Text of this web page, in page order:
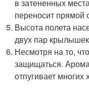
в затененных
переносит прямой
Высота полета
двух пар
Несмотря на то,
защищаться.
отпугивает многих